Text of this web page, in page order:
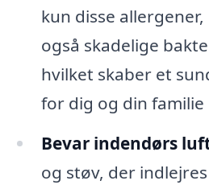
kun disse
også skadelige
hvilket skaber et
for dig og din familie
Bevar indendørs
og støv, der